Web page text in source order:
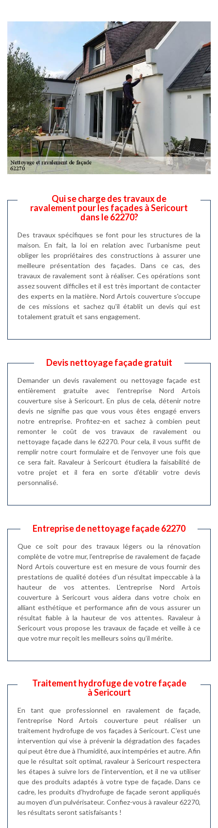
Qui se charge des travaux de
ravalement pour les façades à Sericourt
dans le 62270?
Des travaux spécifiques se font pour les structures de la
maison. En fait, la loi en relation avec l'urbanisme peut
obliger les propriétaires des constructions à assurer une
meilleure présentation des façades. Dans ce cas, des
travaux de ravalement sont à réaliser. Ces opérations sont
assez souvent difficiles et il est très important de contacter
des experts en la matière. Nord Artois couverture s'occupe
de ces missions et sachez qu'il établit un devis qui est
totalement gratuit et sans engagement.
Devis nettoyage façade gratuit
Demander un devis ravalement ou nettoyage façade est
entièrement gratuite avec l’entreprise Nord Artois
couverture sise à Sericourt. En plus de cela, détenir notre
devis ne signifie pas que vous vous êtes engagé envers
notre entreprise. Profitez-en et sachez à combien peut
remonter le coût de vos travaux de ravalement ou
nettoyage façade dans le 62270. Pour cela, il vous suffit de
remplir notre court formulaire et de l’envoyer une fois que
ce sera fait. Ravaleur à Sericourt étudiera la faisabilité de
votre projet et il fera en sorte d’établir votre devis
personnalisé.
Entreprise de nettoyage façade 62270
Que ce soit pour des travaux légers ou la rénovation
complète de votre mur, l’entreprise de ravalement de façade
Nord Artois couverture est en mesure de vous fournir des
prestations de qualité dotées d’un résultat impeccable à la
hauteur de vos attentes. L’entreprise Nord Artois
couverture à Sericourt vous aidera dans votre choix en
alliant esthétique et performance afin de vous assurer un
résultat fiable à la hauteur de vos attentes. Ravaleur à
Sericourt vous propose les travaux de façade et veille à ce
que votre mur reçoit les meilleurs soins qu’il mérite.
Traitement hydrofuge de votre façade
à Sericourt
En tant que professionnel en ravalement de façade,
l’entreprise Nord Artois couverture peut réaliser un
traitement hydrofuge de vos façades à Sericourt. C’est une
intervention qui vise à prévenir la dégradation des façades
qui peut être due à l’humidité, aux intempéries et autre. Afin
que le résultat soit optimal, ravaleur à Sericourt respectera
les étapes à suivre lors de l’intervention, et il ne va utiliser
que des produits adaptés à votre type de façade. Dans ce
cadre, les produits d’hydrofuge de façade seront appliqués
au moyen d’un pulvérisateur. Confiez-vous à ravaleur 62270,
les résultats seront satisfaisants !